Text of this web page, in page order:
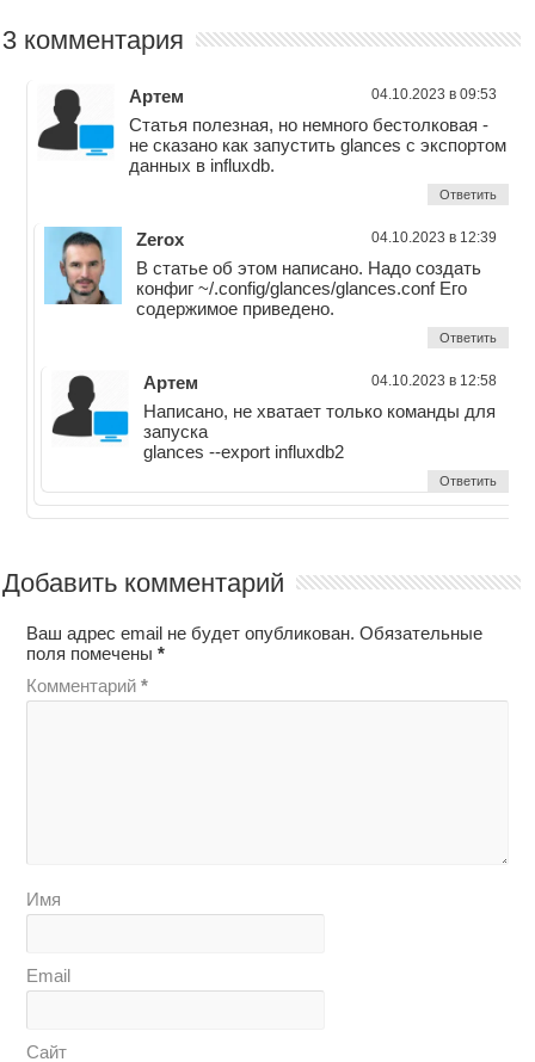
3 комментария
Артем 04.10.2023 в 09:53
Статья полезная, но немного бестолковая -
не сказано как запустить glances с экспортом
данных в influxdb.
Ответить
Zerox 04.10.2023 в 12:39
В статье об этом написано. Надо создать
конфиг ~/.config/glances/glances.conf Его
содержимое приведено.
Ответить
Артем 04.10.2023 в 12:58
Написано, не хватает только команды для
запуска
glances --export influxdb2
Ответить
Добавить комментарий
Ваш адрес email не будет опубликован. Обязательные
поля помечены*
Комментарий*
Имя
Email
Сайт